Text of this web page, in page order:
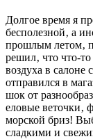
Долгое время я
бесполезной‚ а
прошлым летом‚
решил‚ что что-
воздуха в салоне
отправился в
шок от
еловые веточки‚
морской бриз!
сладкими и